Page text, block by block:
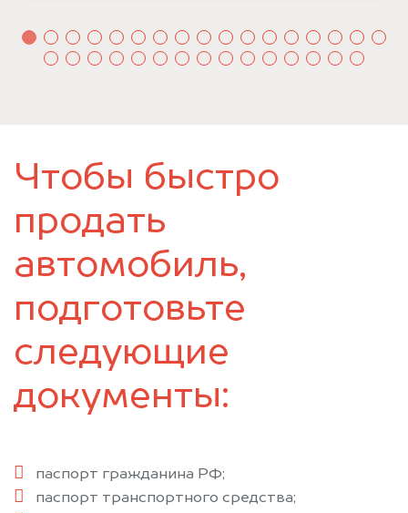
Чтобы быстро
продать
автомобиль,
подготовьте
следующие
документы:
паспорт гражданина РФ;
паспорт транспортного средства;